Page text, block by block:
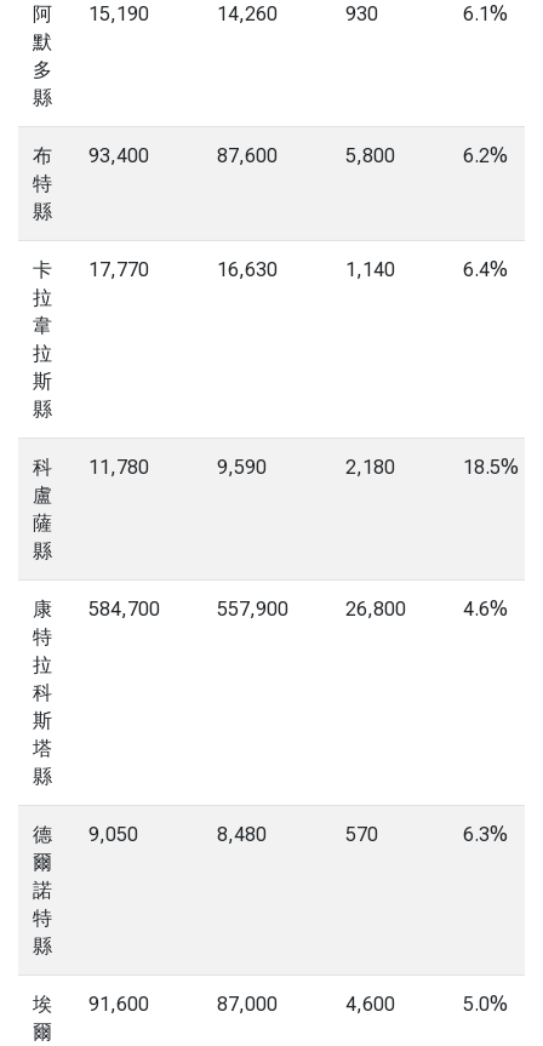
阿
默
多
縣
15,190 14,260 930 6.1%
布
特
縣
93,400 87,600 5,800 6.2%
卡
拉
韋
拉
斯
縣
17,770 16,630 1,140 6.4%
科
盧
薩
縣
11,780 9,590 2,180 18.5%
康
特
拉
科
斯
塔
縣
584,700 557,900 26,800 4.6%
德
爾
諾
特
縣
9,050 8,480 570 6.3%
埃
爾
91,600 87,000 4,600 5.0%